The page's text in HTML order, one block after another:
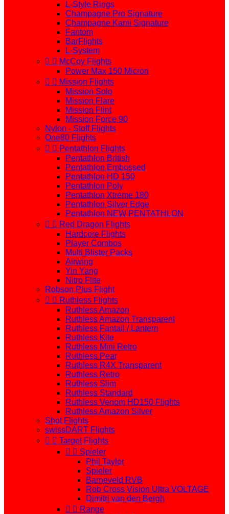
L-Style Rings
Champagne Pro Signature
Champagne Kami Signature
Fantom
BarFlights
L-System
  McCoy Flights
Power Max 150 Micron
  Mission Flights
Mission Solo
Mission Flare
Mission Flint
Mission Force 90
Nylon - Stoff Flights
One80 Flights
  Pentathlon Flights
Pentathlon British
Pentathlon Embossed
Pentathlon HD 150
Pentathlon Poly
Pentathlon Xtreme 180
Pentathlon Silver Edge
Pentathlon NEW PENTATHLON
  Red Dragon Flights
Hardcore Flights
Player Combos
Multi Blister Packs
Airwing
Yin Yang
Nitro Flite
Robson Plus Flight
  Ruthless Flights
Ruthless Amazon
Ruthless Amazon Transparent
Ruthless Fantail / Lantern
Ruthless Kite
Ruthless Mini Retro
Ruthless Pear
Ruthless R4X Transparent
Ruthless Retro
Ruthless Slim
Ruthless Standard
Ruthless Venom HD150 Flights
Ruthless Amazon Silver
Shot Flights
swissDART Flights
  Target Flights
  Spieler
Phil Taylor
Spieler
Barneveld RVB
Rob Cross Vision Ultra VOLTAGE
Dimitri van den Bergh
  Range